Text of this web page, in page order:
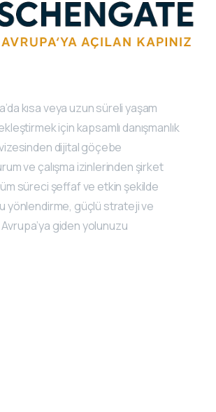
kısa veya uzun süreli yaşam
için kapsamlı danışmanlık
dijital göçebe
ve çalışma izinlerinden şirket
süreci şeffaf ve etkin şekilde
yönlendirme, güçlü strateji ve
giden yolunuzu